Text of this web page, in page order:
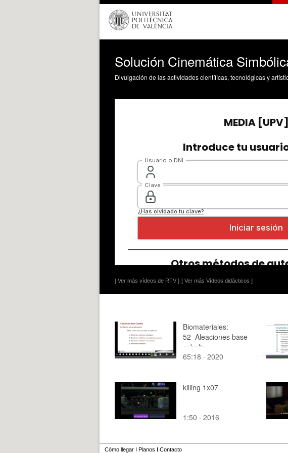
Solución Cinemática
Divulgación de las actividades científicas, tecnológicas y
[ Ver más vídeos de RTV ] [ Ver más Vídeos didácticos ]
Biomateriales:
52_Aleaciones base
cobalto
65:18 · 2020
killing 1x07
1:50 · 2016
Cómo llegar I Planos I Contacto